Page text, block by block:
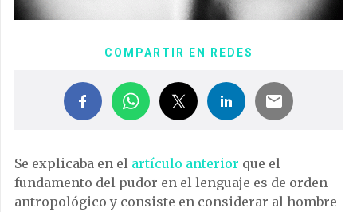
COMPARTIR EN REDES
Se explicaba en el artículo anterior que el
fundamento del pudor en el lenguaje es de orden
antropológico y consiste en considerar al hombre